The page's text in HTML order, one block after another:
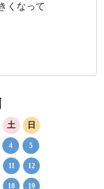
くなって
土 日
4 5
11 12
18 19